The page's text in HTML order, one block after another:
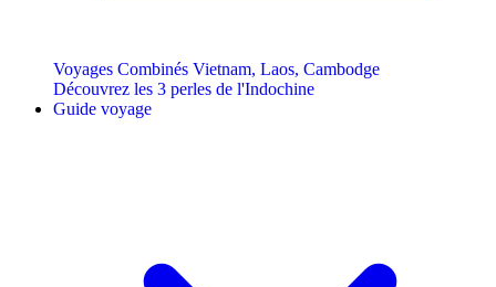
Voyages Combinés Vietnam, Laos, Cambodge
Découvrez les 3 perles de l'Indochine
Guide voyage